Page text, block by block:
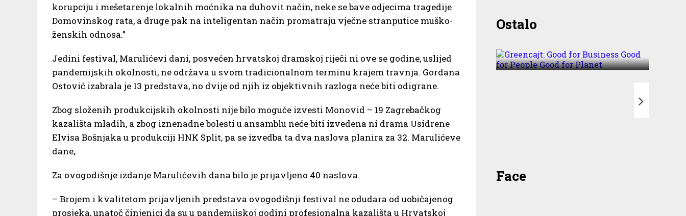
korupciju i mešetarenje lokalnih moćnika na duhovit način, neke se bave odjecima tragedije
Domovinskog rata, a druge pak na inteligentan način promatraju vječne stranputice muško-
ženskih odnosa.”
Jedini festival, Marulićevi dani, posvećen hrvatskoj dramskoj riječi ni ove se godine, uslijed
pandemijskih okolnosti, ne održava u svom tradicionalnom terminu krajem travnja. Gordana
Ostović izabrala je 13 predstava, no dvije od njih iz objektivnih razloga neće biti odigrane.
Zbog složenih produkcijskih okolnosti nije bilo moguće izvesti Monovid – 19 Zagrebačkog
kazališta mladih, a zbog iznenadne bolesti u ansamblu neće biti izvedena ni drama Usidrene
Elvisa Bošnjaka u produkciji HNK Split, pa se izvedba ta dva naslova planira za 32. Marulićeve
dane,.
Za ovogodišnje izdanje Marulićevih dana bilo je prijavljeno 40 naslova.
– Brojem i kvalitetom prijavljenih predstava ovogodišnji festival ne odudara od uobičajenog
prosjeka, unatoč činjenici da su u pandemijskoj godini profesionalna kazališta u Hrvatskoj
OstaloGreencajt: Good for
Business Good for People
Face